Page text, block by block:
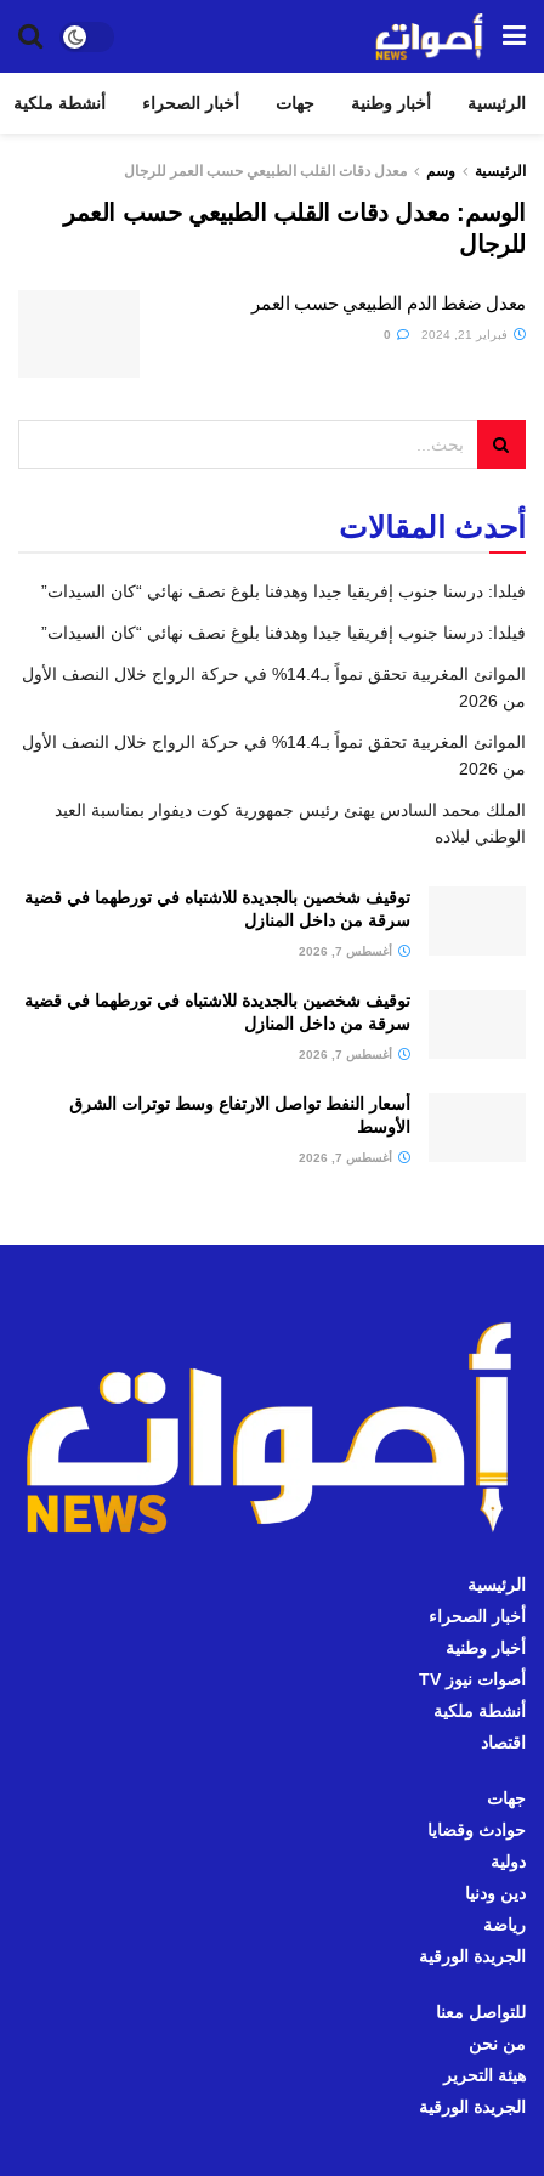
الرئيسية أخبار وطنية جهات أخبار الصحراء أنشطة ملكية
الرئيسية وسم معدل دقات القلب الطبيعي حسب العمر للرجال
الوسم: معدل دقات القلب الطبيعي حسب العمر
للرجال
معدل ضغط الدم الطبيعي حسب العمر
فبراير 21, 2024
أحدث المقالات
فيلدا: درسنا جنوب إفريقيا جيدا وهدفنا بلوغ نصف نهائي “كان السيدات”
فيلدا: درسنا جنوب إفريقيا جيدا وهدفنا بلوغ نصف نهائي “كان السيدات”
الموانئ المغربية تحقق نمواً بـ14.4% في حركة الرواج خلال النصف الأول
من 2026
الموانئ المغربية تحقق نمواً بـ14.4% في حركة الرواج خلال النصف الأول
من 2026
الملك محمد السادس يهنئ رئيس جمهورية كوت ديفوار بمناسبة العيد
الوطني لبلاده
توقيف شخصين بالجديدة للاشتباه في تورطهما في قضية
سرقة من داخل المنازل
أغسطس 7, 2026
توقيف شخصين بالجديدة للاشتباه في تورطهما في قضية
سرقة من داخل المنازل
أغسطس 7, 2026
أسعار النفط تواصل الارتفاع وسط توترات الشرق
الأوسط
أغسطس 7, 2026
الرئيسية
أخبار الصحراء
أخبار وطنية
أصوات نيوز TV
أنشطة ملكية
اقتصاد
جهات
حوادث وقضايا
دولية
دين ودنيا
رياضة
الجريدة الورقية
للتواصل معنا
من نحن
هيئة التحرير
الجريدة الورقية